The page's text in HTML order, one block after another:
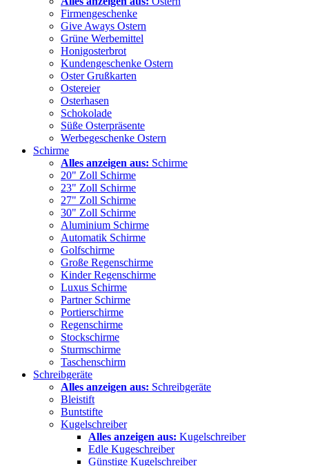
Firmengeschenke
Give Aways Ostern
Grüne Werbemittel
Honigosterbrot
Kundengeschenke Ostern
Oster Grußkarten
Ostereier
Osterhasen
Schokolade
Süße Osterpräsente
Werbegeschenke Ostern
Schirme
Alles anzeigen aus: Schirme
20" Zoll Schirme
23" Zoll Schirme
27" Zoll Schirme
30" Zoll Schirme
Aluminium Schirme
Automatik Schirme
Golfschirme
Große Regenschirme
Kinder Regenschirme
Luxus Schirme
Partner Schirme
Portierschirme
Regenschirme
Stockschirme
Sturmschirme
Taschenschirm
Schreibgeräte
Alles anzeigen aus: Schreibgeräte
Bleistift
Buntstifte
Kugelschreiber
Alles anzeigen aus: Kugelschreiber
Edle Kugeschreiber
Günstige Kugelschreiber